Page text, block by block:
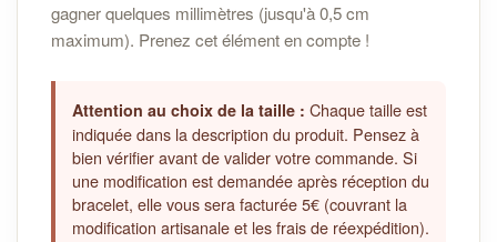
gagner quelques millimètres (jusqu'à 0,5 cm
maximum). Prenez cet élément en compte !
Attention au choix de la taille : Chaque taille est
indiquée dans la description du produit. Pensez à
bien vérifier avant de valider votre commande. Si
une modification est demandée après réception du
bracelet, elle vous sera facturée 5€ (couvrant la
modification artisanale et les frais de réexpédition).